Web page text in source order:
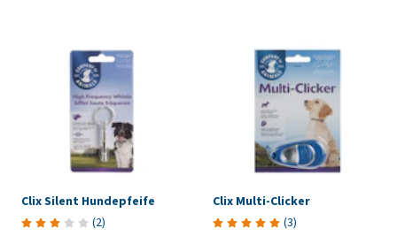
Clix Silent Hundepfeife
(2)
Clix Multi-Clicker
(3)